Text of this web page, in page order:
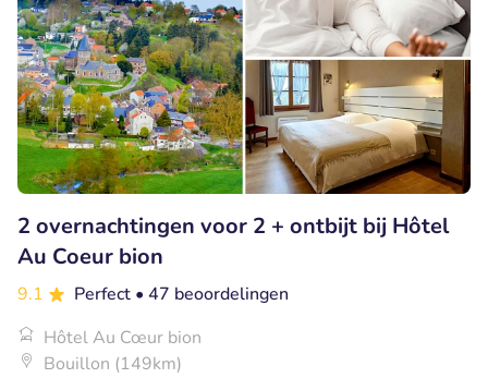
2 overnachtingen voor 2 + ontbijt bij Hôtel
Au Coeur bion
9.1 Perfect • 47 beoordelingen
Hôtel Au Cœur bion
Bouillon (149km)